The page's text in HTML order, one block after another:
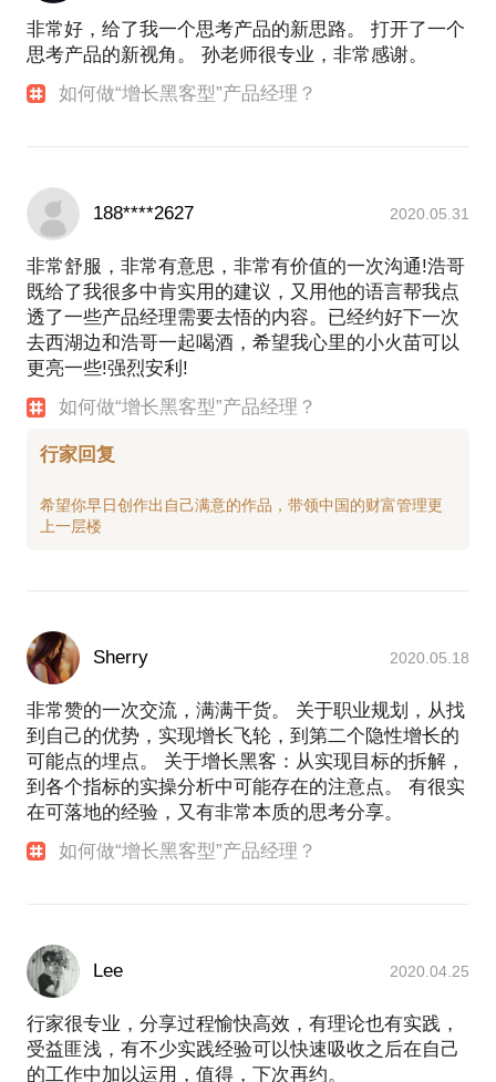
非常好，给了我一个思考产品的新思路。 打开了一个
思考产品的新视角。 孙老师很专业，非常感谢。
如何做“增长黑客型”产品经理？
188****2627 2020.05.31
非常舒服，非常有意思，非常有价值的一次沟通!浩哥
既给了我很多中肯实用的建议，又用他的语言帮我点
透了一些产品经理需要去悟的内容。已经约好下一次
去西湖边和浩哥一起喝酒，希望我心里的小火苗可以
更亮一些!强烈安利!
如何做“增长黑客型”产品经理？
行家回复
希望你早日创作出自己满意的作品，带领中国的财富管理更
Sherry 2020.05.18
非常赞的一次交流，满满干货。 关于职业规划，从找
到自己的优势，实现增长飞轮，到第二个隐性增长的
可能点的埋点。 关于增长黑客：从实现目标的拆解，
到各个指标的实操分析中可能存在的注意点。 有很实
在可落地的经验，又有非常本质的思考分享。
如何做“增长黑客型”产品经理？
Lee 2020.04.25
行家很专业，分享过程愉快高效，有理论也有实践，
受益匪浅，有不少实践经验可以快速吸收之后在自己
的工作中加以运用，值得，下次再约。